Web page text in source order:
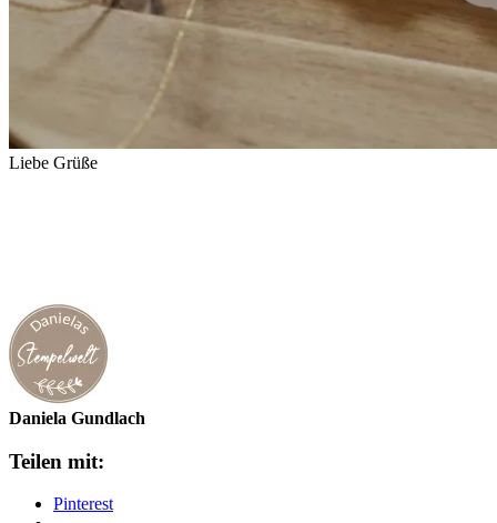
Liebe Grüße
Daniela Gundlach
Teilen mit:
Pinterest